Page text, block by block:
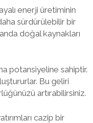
enerji üretiminin
sürdürülebilir bir
doğal kaynakları
potansiyeline sahiptir.
Bu geliri
artırabilirsiniz.
cazip bir